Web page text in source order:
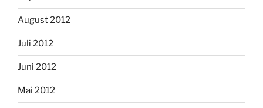
August 2012
Juli 2012
Juni 2012
Mai 2012